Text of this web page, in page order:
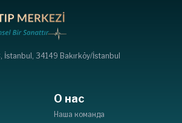
İstanbul, 34149 Bakırköy/İstanbul
О нас
Наша команда